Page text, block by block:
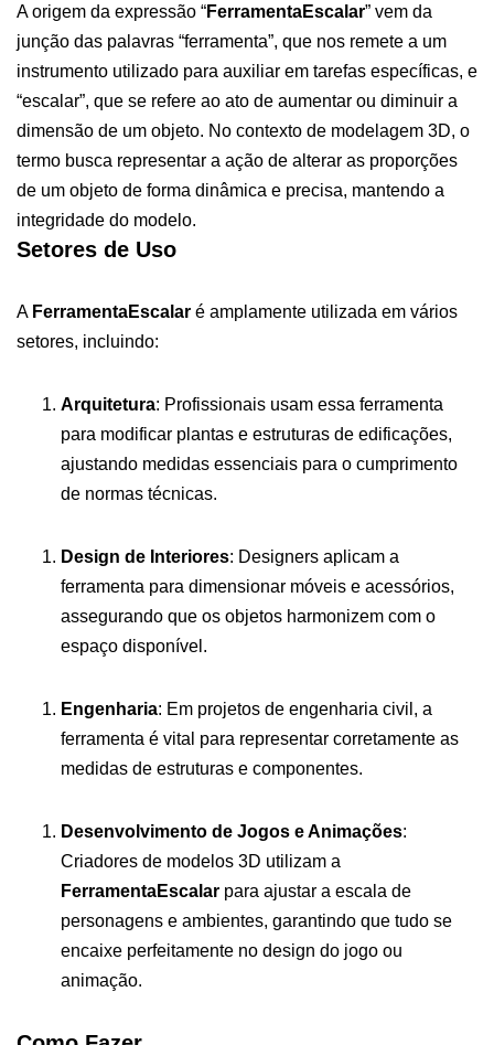
A origem da expressão “FerramentaEscalar” vem da
junção das palavras “ferramenta”, que nos remete a um
instrumento utilizado para auxiliar em tarefas específicas, e
“escalar”, que se refere ao ato de aumentar ou diminuir a
dimensão de um objeto. No contexto de modelagem 3D, o
termo busca representar a ação de alterar as proporções
de um objeto de forma dinâmica e precisa, mantendo a
integridade do modelo.
Setores de Uso
A FerramentaEscalar é amplamente utilizada em vários
setores, incluindo:
Arquitetura: Profissionais usam essa ferramenta
para modificar plantas e estruturas de edificações,
ajustando medidas essenciais para o cumprimento
de normas técnicas.
Design de Interiores: Designers aplicam a
ferramenta para dimensionar móveis e acessórios,
assegurando que os objetos harmonizem com o
espaço disponível.
Engenharia: Em projetos de engenharia civil, a
ferramenta é vital para representar corretamente as
medidas de estruturas e componentes.
Desenvolvimento de Jogos e Animações:
Criadores de modelos 3D utilizam a
FerramentaEscalar para ajustar a escala de
personagens e ambientes, garantindo que tudo se
encaixe perfeitamente no design do jogo ou
animação.